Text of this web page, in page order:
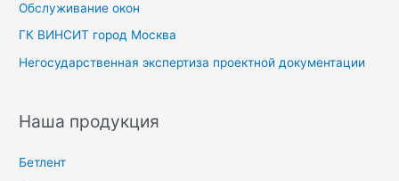
Обслуживание окон
ГК ВИНСИТ город Москва
Негосударственная экспертиза проектной документации
Наша продукция
Бетлент